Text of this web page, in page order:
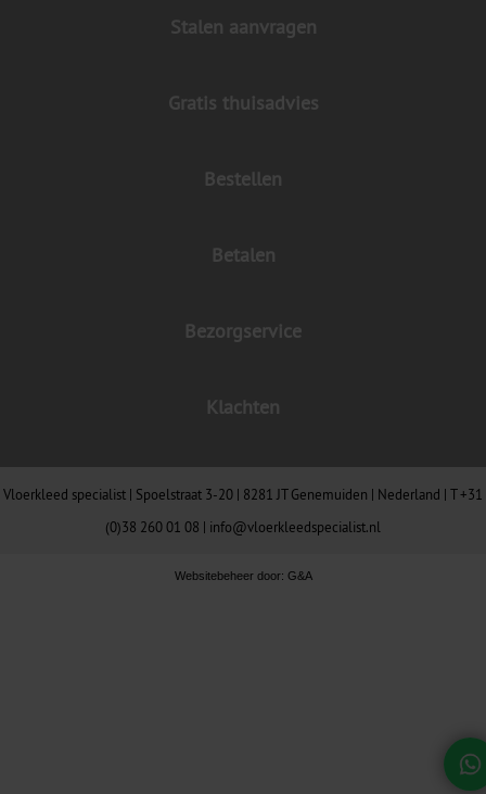
Stalen aanvragen
Gratis thuisadvies
Bestellen
Betalen
Bezorgservice
Klachten
Vloerkleed specialist | Spoelstraat 3-20 | 8281 JT Genemuiden | Nederland | T +31
(0)38 260 01 08 | info@vloerkleedspecialist.nl
Websitebeheer door: G&A